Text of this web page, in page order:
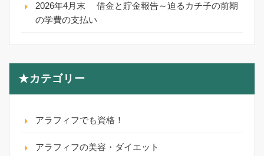
2026年4月末 借金と貯金報告～迫るカチ子の前期
の学費の支払い
★カテゴリー
アラフィフでも資格！
アラフィフの美容・ダイエット